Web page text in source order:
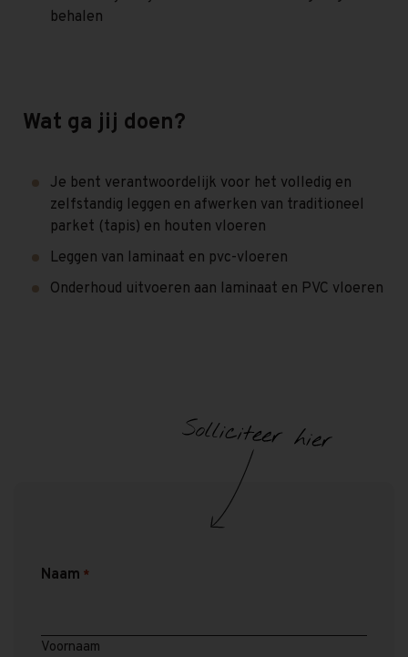
behalen
Wat ga jij doen?
Je bent verantwoordelijk voor het volledig en
zelfstandig leggen en afwerken van traditioneel
parket (tapis) en houten vloeren
Leggen van laminaat en pvc-vloeren
Onderhoud uitvoeren aan laminaat en PVC vloeren
Naam *
Voornaam